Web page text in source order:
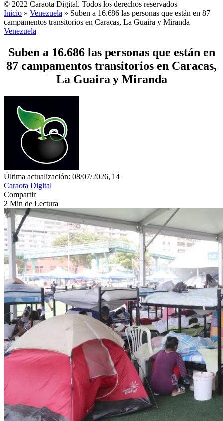
© 2022 Caraota Digital. Todos los derechos reservados
Inicio » Venezuela » Suben a 16.686 las personas que están en 87
campamentos transitorios en Caracas, La Guaira y Miranda
Venezuela
Suben a 16.686 las personas que están en
87 campamentos transitorios en Caracas,
La Guaira y Miranda
Última actualización: 08/07/2026, 14
Caraota Digital
Compartir
2 Min de Lectura